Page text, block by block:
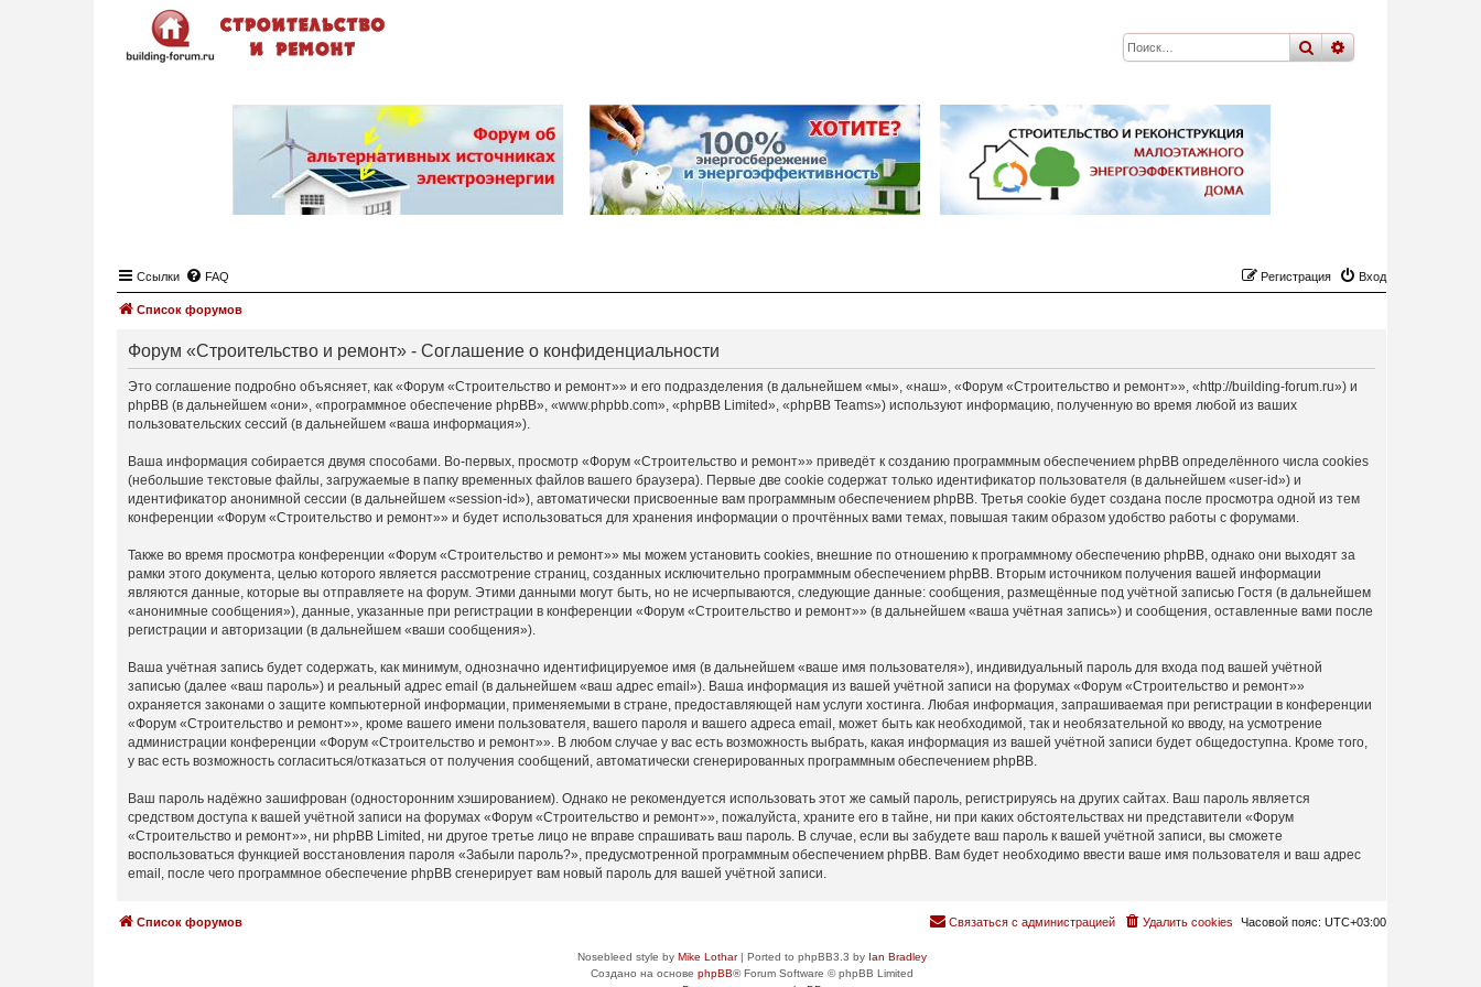
поискрасширенный
Ссылки FAQ Вход
Регистрация
Список форумов
Форум «Строительство и ремонт» - Соглашение о конфиденциальности
Это соглашение подробно объясняет, как «Форум «Строительство и ремонт»» и его подразделения (в дальнейшем «мы», «наш», «Форум «Строительство и ремонт»», «http://building-forum.ru») и
phpBB (в дальнейшем «они», «программное обеспечение phpBB», «www.phpbb.com», «phpBB Limited», «phpBB Teams») используют информацию, полученную во время любой из ваших
пользовательских сессий (в дальнейшем «ваша информация»).
Ваша информация собирается двумя способами. Во-первых, просмотр «Форум «Строительство и ремонт»» приведёт к созданию программным обеспечением phpBB определённого числа cookies
(небольшие текстовые файлы, загружаемые в папку временных файлов вашего браузера). Первые две cookie содержат только идентификатор пользователя (в дальнейшем «user-id») и
идентификатор анонимной сессии (в дальнейшем «session-id»), автоматически присвоенные вам программным обеспечением phpBB. Третья cookie будет создана после просмотра одной из тем
конференции «Форум «Строительство и ремонт»» и будет использоваться для хранения информации о прочтённых вами темах, повышая таким образом удобство работы с форумами.
Также во время просмотра конференции «Форум «Строительство и ремонт»» мы можем установить cookies, внешние по отношению к программному обеспечению phpBB, однако они выходят за
рамки этого документа, целью которого является рассмотрение страниц, созданных исключительно программным обеспечением phpBB. Вторым источником получения вашей информации
являются данные, которые вы отправляете на форум. Этими данными могут быть, но не исчерпываются, следующие данные: сообщения, размещённые под учётной записью Гостя (в дальнейшем
«анонимные сообщения»), данные, указанные при регистрации в конференции «Форум «Строительство и ремонт»» (в дальнейшем «ваша учётная запись») и сообщения, оставленные вами после
регистрации и авторизации (в дальнейшем «ваши сообщения»).
Ваша учётная запись будет содержать, как минимум, однозначно идентифицируемое имя (в дальнейшем «ваше имя пользователя»), индивидуальный пароль для входа под вашей учётной
записью (далее «ваш пароль») и реальный адрес email (в дальнейшем «ваш адрес email»). Ваша информация из вашей учётной записи на форумах «Форум «Строительство и ремонт»»
охраняется законами о защите компьютерной информации, применяемыми в стране, предоставляющей нам услуги хостинга. Любая информация, запрашиваемая при регистрации в конференции
«Форум «Строительство и ремонт»», кроме вашего имени пользователя, вашего пароля и вашего адреса email, может быть как необходимой, так и необязательной ко вводу, на усмотрение
администрации конференции «Форум «Строительство и ремонт»». В любом случае у вас есть возможность выбрать, какая информация из вашей учётной записи будет общедоступна. Кроме того,
у вас есть возможность согласиться/отказаться от получения сообщений, автоматически сгенерированных программным обеспечением phpBB.
Ваш пароль надёжно зашифрован (односторонним хэшированием). Однако не рекомендуется использовать этот же самый пароль, регистрируясь на других сайтах. Ваш пароль является
средством доступа к вашей учётной записи на форумах «Форум «Строительство и ремонт»», пожалуйста, храните его в тайне, ни при каких обстоятельствах ни представители «Форум
«Строительство и ремонт»», ни phpBB Limited, ни другое третье лицо не вправе спрашивать ваш пароль. В случае, если вы забудете ваш пароль к вашей учётной записи, вы сможете
воспользоваться функцией восстановления пароля «Забыли пароль?», предусмотренной программным обеспечением phpBB. Вам будет необходимо ввести ваше имя пользователя и ваш адрес
email, после чего программное обеспечение phpBB сгенерирует вам новый пароль для вашей учётной записи.
Список форумов Часовой пояс: UTC+03:00
Удалить cookies
Связаться с администрацией
Nosebleed style by Mike Lothar| Ported to phpBB3.3 by Ian Bradley
Создано на основе phpBB® Forum Software © phpBB Limited